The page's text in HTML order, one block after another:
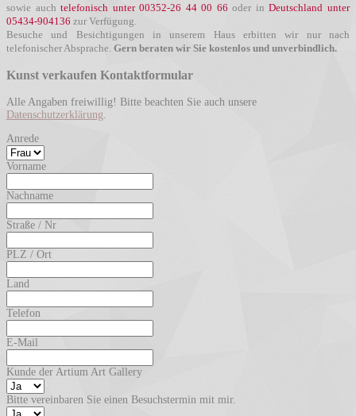
sowie auchtelefonisch unter 00352-26 44 00 66oder inDeutschland unter
05434-904136 zur Verfügung.
Besuche und Besichtigungen in unserem Haus erbitten wir nur nach
telefonischer Absprache. Gern beraten wir Sie kostenlos und unverbindlich.
Kunst verkaufen Kontaktformular
Alle Angaben freiwillig! Bitte beachten Sie auch unsere
Datenschutzerklärung.
Anrede
Vorname
Nachname
Straße / Nr
PLZ / Ort
Land
Telefon
E-Mail
Kunde der Artium Art Gallery
Bitte vereinbaren Sie einen Besuchstermin mit mir.